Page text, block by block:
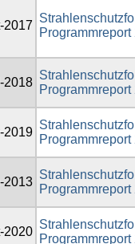
2017
Programmreport
2018
Programmreport
2019
Programmreport
2013
Programmreport
2020
Programmreport